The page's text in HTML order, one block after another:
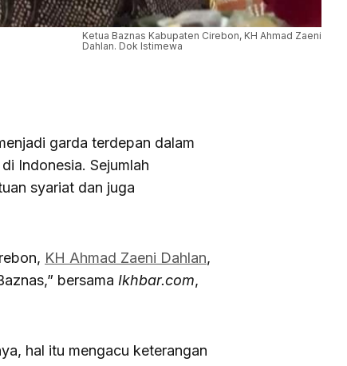
Ketua Baznas Kabupaten Cirebon, KH Ahmad Zaeni
Dahlan. Dok Istimewa
garda terdepan dalam
Indonesia. Sejumlah
syariat dan juga
KH Ahmad Zaeni Dahlan,
bersama Ikhbar.com,
hal itu mengacu keterangan